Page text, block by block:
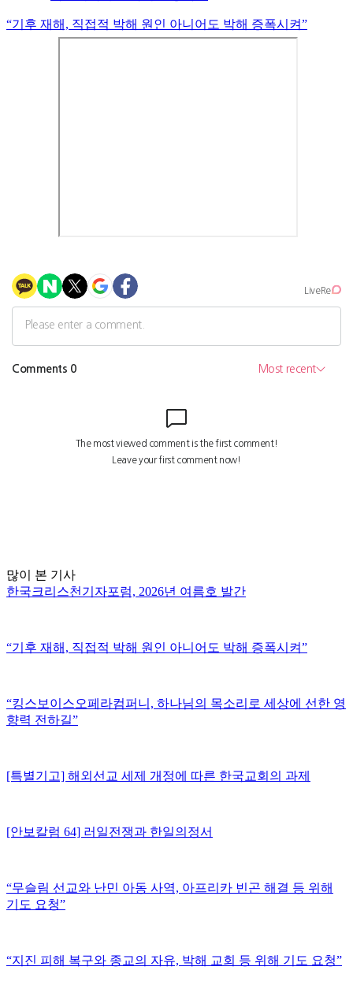
“기후 재해, 직접적 박해 원인 아니어도 박해 증폭시켜”
많이 본 기사
한국크리스천기자포럼, 2026년 여름호 발간
“기후 재해, 직접적 박해 원인 아니어도 박해 증폭시켜”
“킹스보이스오페라컴퍼니, 하나님의 목소리로 세상에 선한 영
향력 전하길”
[특별기고] 해외선교 세제 개정에 따른 한국교회의 과제
[안보칼럼 64] 러일전쟁과 한일의정서
“무슬림 선교와 난민 아동 사역, 아프리카 빈곤 해결 등 위해
기도 요청”
“지진 피해 복구와 종교의 자유, 박해 교회 등 위해 기도 요청”